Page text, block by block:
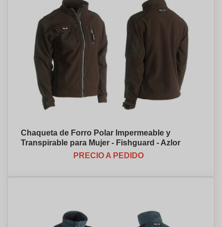
Chaqueta de Forro Polar Impermeable y
Transpirable para Mujer - Fishguard - Azlor
PRECIO A PEDIDO